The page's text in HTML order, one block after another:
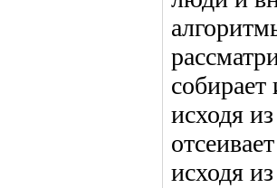
исходя
исходя